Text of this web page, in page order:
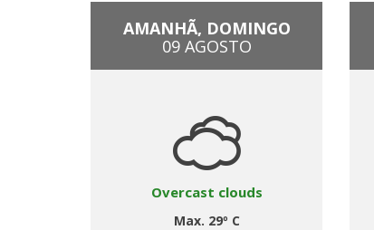
AMANHÃ, DOMINGO
09 AGOSTO
Overcast clouds
Max. 29º C